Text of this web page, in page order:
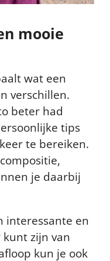
mooie
wat een
verschillen.
beter had
tips
te bereiken.
je daarbij
interessante en
zijn van
kun je ook